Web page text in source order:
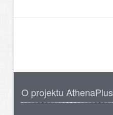
O projektu AthenaPlus